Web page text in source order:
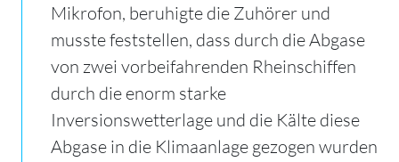
Mikrofon, beruhigte die Zuhörer und
musste feststellen, dass durch die Abgase
von zwei vorbeifahrenden Rheinschiffen
durch die enorm starke
Inversionswetterlage und die Kälte diese
Abgase in die Klimaanlage gezogen wurden